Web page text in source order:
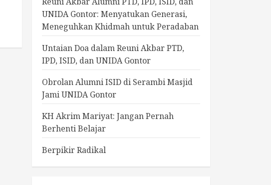
UNIDA Gontor: Menyatukan Generasi,
Meneguhkan Khidmah untuk Peradaban
Untaian Doa dalam Reuni Akbar PTD,
IPD, ISID, dan UNIDA Gontor
Obrolan Alumni ISID di Serambi Masjid
Jami UNIDA Gontor
KH Akrim Mariyat: Jangan Pernah
Berhenti Belajar
Berpikir Radikal